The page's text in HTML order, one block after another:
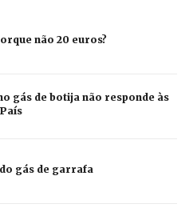
não 20 euros?
gás de botija não responde às
gás de garrafa